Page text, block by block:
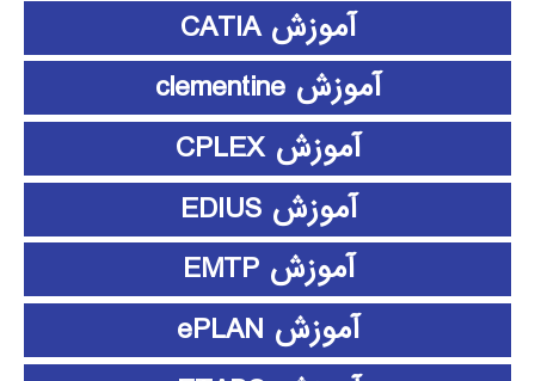
آموزش CATIA
آموزش clementine
آموزش CPLEX
آموزش EDIUS
آموزش EMTP
آموزش ePLAN